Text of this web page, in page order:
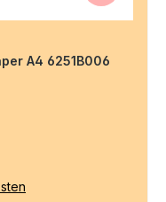
A4 6251B006